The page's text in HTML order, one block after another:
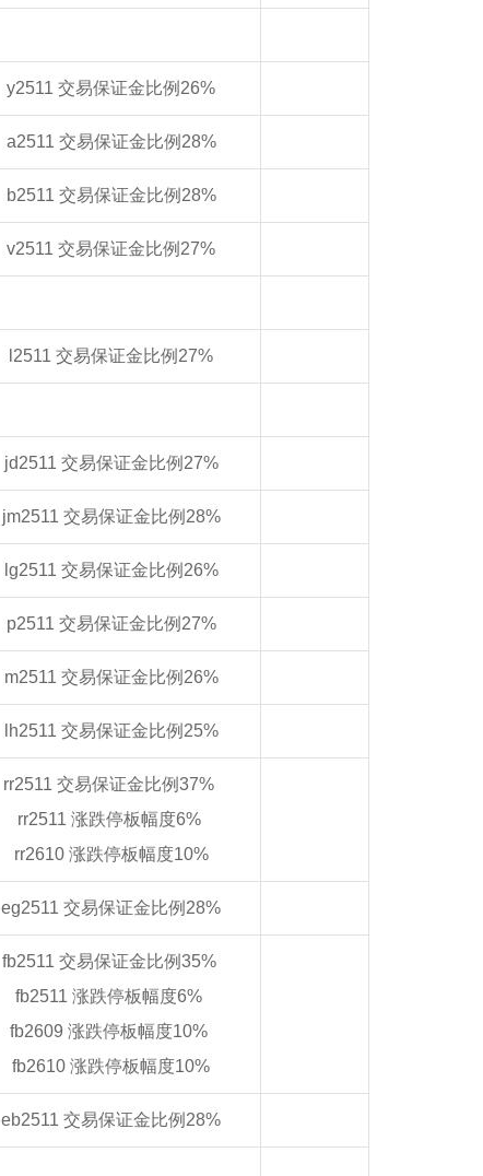
y2511 交易保证金比例26%
a2511 交易保证金比例28%
b2511 交易保证金比例28%
v2511 交易保证金比例27%
l2511 交易保证金比例27%
jd2511 交易保证金比例27%
jm2511 交易保证金比例28%
lg2511 交易保证金比例26%
p2511 交易保证金比例27%
m2511 交易保证金比例26%
lh2511 交易保证金比例25%
rr2511 交易保证金比例37%
rr2511 涨跌停板幅度6%
rr2610 涨跌停板幅度10%
eg2511 交易保证金比例28%
fb2511 交易保证金比例35%
fb2511 涨跌停板幅度6%
fb2609 涨跌停板幅度10%
fb2610 涨跌停板幅度10%
eb2511 交易保证金比例28%